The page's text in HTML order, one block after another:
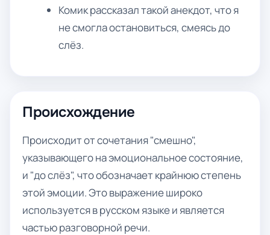
Комик рассказал такой анекдот, что я
не смогла остановиться, смеясь до
слёз.
Происхождение
Происходит от сочетания "смешно",
указывающего на эмоциональное состояние,
и "до слёз", что обозначает крайнюю степень
этой эмоции. Это выражение широко
используется в русском языке и является
частью разговорной речи.